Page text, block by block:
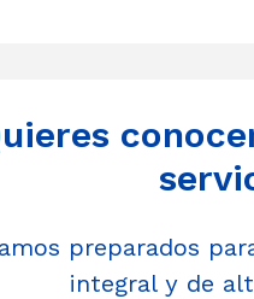
preparados
integral y de